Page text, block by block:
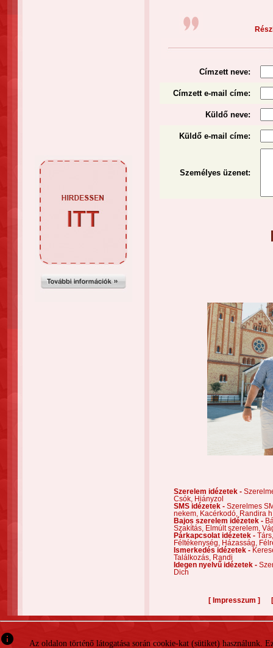
Címzett neve:
Címzett e-mail címe:
Küldő neve:
Küldő e-mail címe:
Személyes üzenet:
Szerelem idézetek -
Csók,
Hiányzol
SMS idézetek - Szerelmes
nekem,
Kacérkodó,
Randira
Bajos szerelem idézetek -
Szakítás,
Elmúlt szerelem,
Párkapcsolat idézetek -
Féltékenység,
Házasság,
Ismerkedés idézetek -
Találkozás,
Randi
Idegen nyelvű idézetek -
Dich
[ Impresszum ]
info Az oldalon történő látogatása során cookie-kat (sütiket)